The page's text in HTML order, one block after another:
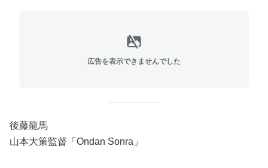
広告を表示できませんでした
後藤龍馬
山本大策監督「Ondan Sonra」